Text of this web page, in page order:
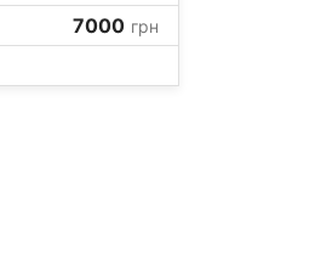
7000 грн